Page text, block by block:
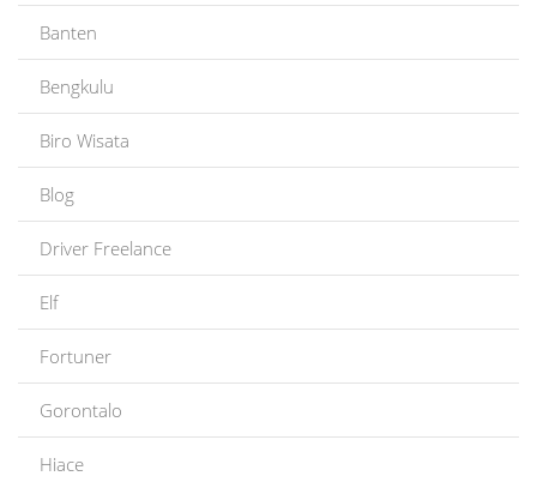
Banten
Bengkulu
Biro Wisata
Blog
Driver Freelance
Elf
Fortuner
Gorontalo
Hiace